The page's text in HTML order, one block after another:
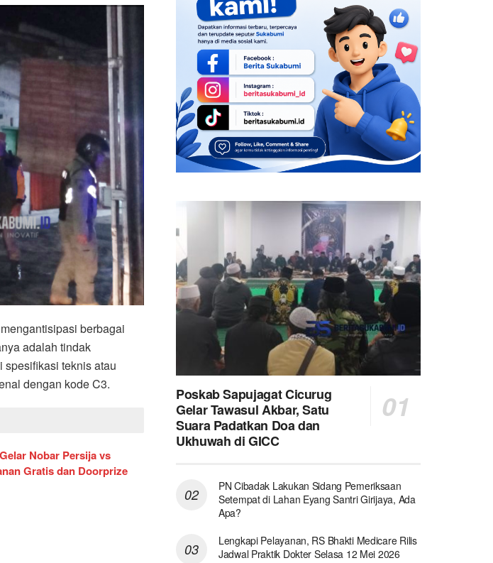
berbagai
adalah tindak
spesifikasi teknis atau
dengan kode C3.
Nobar Persija vs
Gratis dan Doorprize
Poskab Sapujagat Cicurug
Gelar Tawasul Akbar, Satu
Suara Padatkan Doa dan
Ukhuwah di GICC
PN Cibadak Lakukan Sidang Pemeriksaan
Setempat di Lahan Eyang Santri Girijaya, Ada
Apa?
Lengkapi Pelayanan, RS Bhakti Medicare Rilis
Jadwal Praktik Dokter Selasa 12 Mei 2026